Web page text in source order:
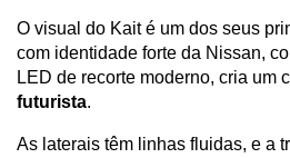
O visual do Kait é um dos seus
com identidade forte da Nissan,
LED de recorte moderno, cria um
futurista.
As laterais têm linhas fluidas, e a